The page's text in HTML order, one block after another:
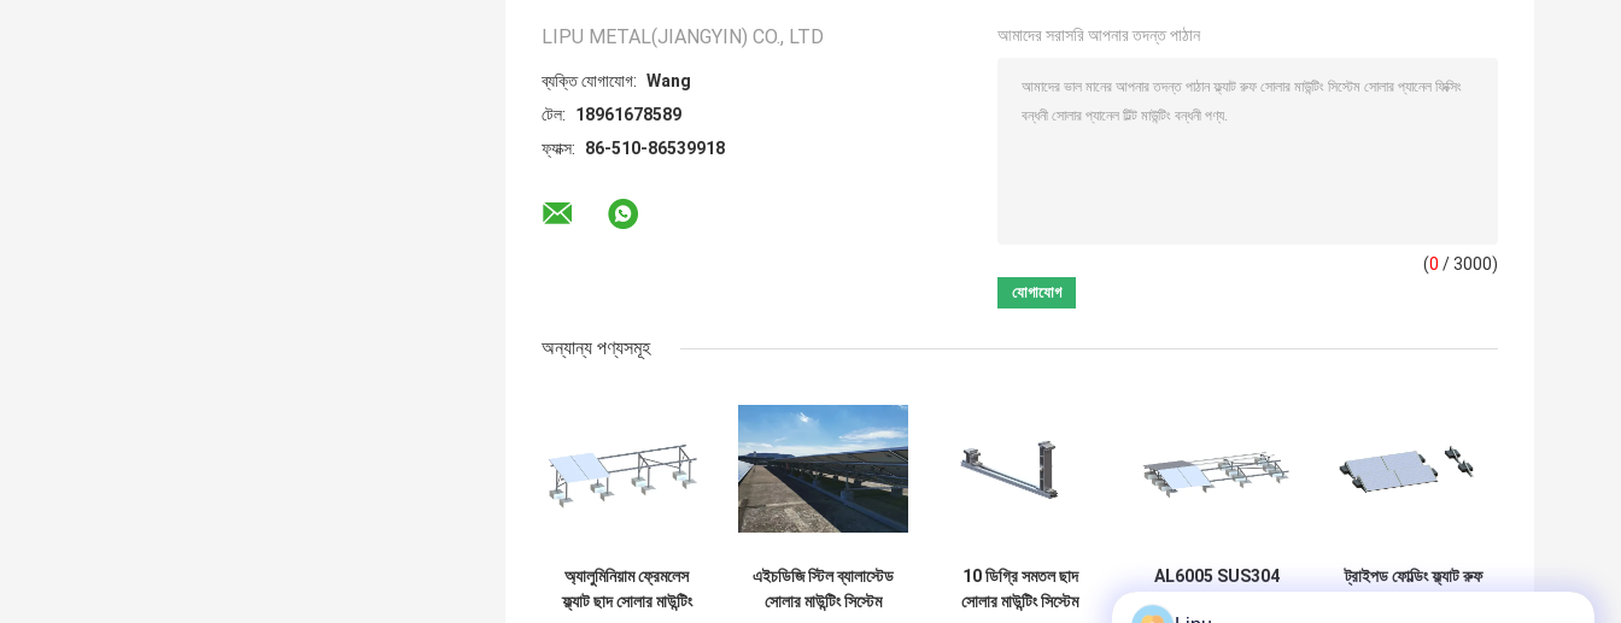
LIPU METAL(JIANGYIN) CO., LTD
ব্যক্তি যোগাযোগ: Wang
টেল:
18961678589
ফ্যাক্স:
86-510-86539918
আমাদের সরাসরি আপনার তদন্ত পাঠান
(0 / 3000)
অন্যান্য পণ্যসমূহ
অ্যালুমিনিয়াম ফ্রেমলেস
ফ্ল্যাট ছাদ সোলার মাউন্টিং
এইচডিজি স্টিল ব্যালাস্টেড
সোলার মাউন্টিং সিস্টেম
10 ডিগ্রি সমতল ছাদ
সোলার মাউন্টিং সিস্টেম
AL6005 SUS304
ফ্ল্যাট রুফ মাউন্টিং সিস্টেম
ট্রাইপড ফোল্ডিং ফ্ল্যাট রুফ